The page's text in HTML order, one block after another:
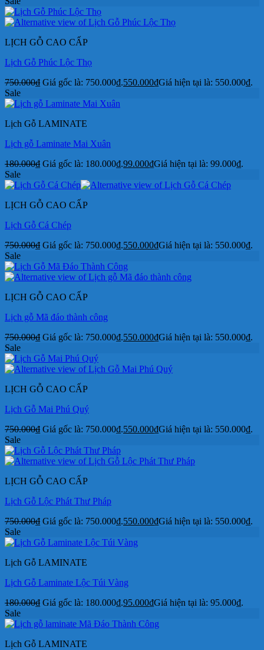
LỊCH GỖ CAO CẤP
Lịch Gỗ Phúc Lộc Thọ
750.000₫ Giá gốc là: 750.000₫.550.000₫Giá hiện tại là: 550.000₫.
Sale
Lịch Gỗ LAMINATE
Lịch gỗ Laminate Mai Xuân
180.000₫ Giá gốc là: 180.000₫.99.000₫Giá hiện tại là: 99.000₫.
Sale
LỊCH GỖ CAO CẤP
Lịch Gỗ Cá Chép
750.000₫ Giá gốc là: 750.000₫.550.000₫Giá hiện tại là: 550.000₫.
Sale
LỊCH GỖ CAO CẤP
Lịch gỗ Mã đáo thành công
750.000₫ Giá gốc là: 750.000₫.550.000₫Giá hiện tại là: 550.000₫.
Sale
LỊCH GỖ CAO CẤP
Lịch Gỗ Mai Phú Quý
750.000₫ Giá gốc là: 750.000₫.550.000₫Giá hiện tại là: 550.000₫.
Sale
LỊCH GỖ CAO CẤP
Lịch Gỗ Lộc Phát Thư Pháp
750.000₫ Giá gốc là: 750.000₫.550.000₫Giá hiện tại là: 550.000₫.
Sale
Lịch Gỗ LAMINATE
Lịch Gỗ Laminate Lộc Túi Vàng
180.000₫ Giá gốc là: 180.000₫.95.000₫Giá hiện tại là: 95.000₫.
Sale
Lịch Gỗ LAMINATE